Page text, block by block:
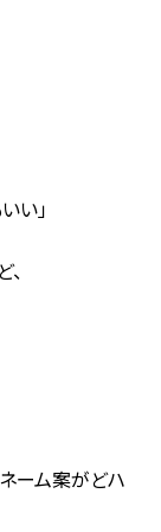
い」
ーム案がどハ